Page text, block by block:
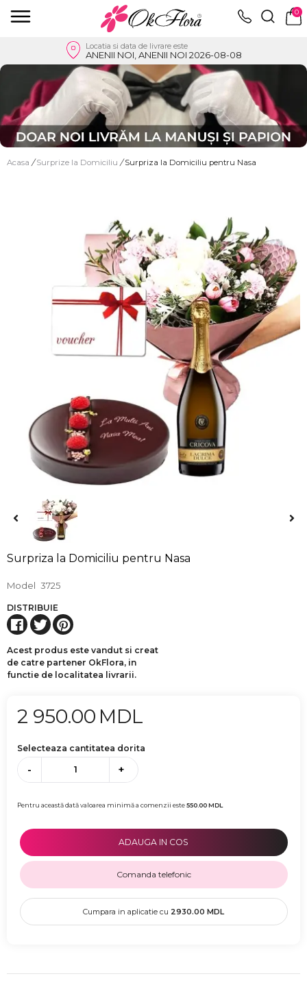
0
Locatia si data de livrare este
ANENII NOI, ANENII NOI 2026-08-08
Acasa / Surprize la Domiciliu / Surpriza la Domiciliu pentru Nasa
Surpriza la Domiciliu pentru Nasa
Model 3725
DISTRIBUIE
Acest produs este vandut si creat
de catre partener OkFlora, in
functie de localitatea livrarii.
2 950.00 MDL
Selecteaza cantitatea dorita
- +
Pentru această dată valoarea minimă a comenzii este550.00MDL
ADAUGA IN COS
Comanda telefonic
Cumpara in aplicatie cu 2930.00 MDL